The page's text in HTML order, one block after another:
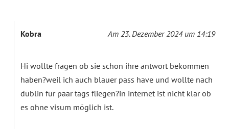
Kobra Am 23. Dezember 2024 um 14:19
Hi wollte fragen ob sie schon ihre antwort bekommen
haben?weil ich auch blauer pass have und wollte nach
dublin für paar tags fliegen?in internet ist nicht klar ob
es ohne visum möglich ist.